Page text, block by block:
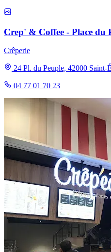
Crep' & Coffee - Place du
Crêperie
24 Pl. du Peuple, 42000 Saint-
04 77 01 70 23